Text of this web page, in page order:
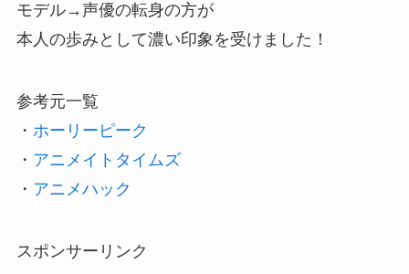
モデル→声優の転身の方が
本人の歩みとして濃い印象を受けました！
参考元一覧
・ ホーリーピーク
・ アニメイトタイムズ
・ アニメハック
スポンサーリンク